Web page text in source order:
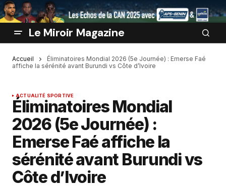
Le Miroir Magazine
Accueil
Éliminatoires Mondial 2026 (5e Journée) : Emerse Faé
affiche la sérénité avant Burundi vs Côte d’Ivoire
ACTUALITÉ SPORTIVE
Éliminatoires Mondial
2026 (5e Journée) :
Emerse Faé affiche la
sérénité avant Burundi vs
Côte d’Ivoire